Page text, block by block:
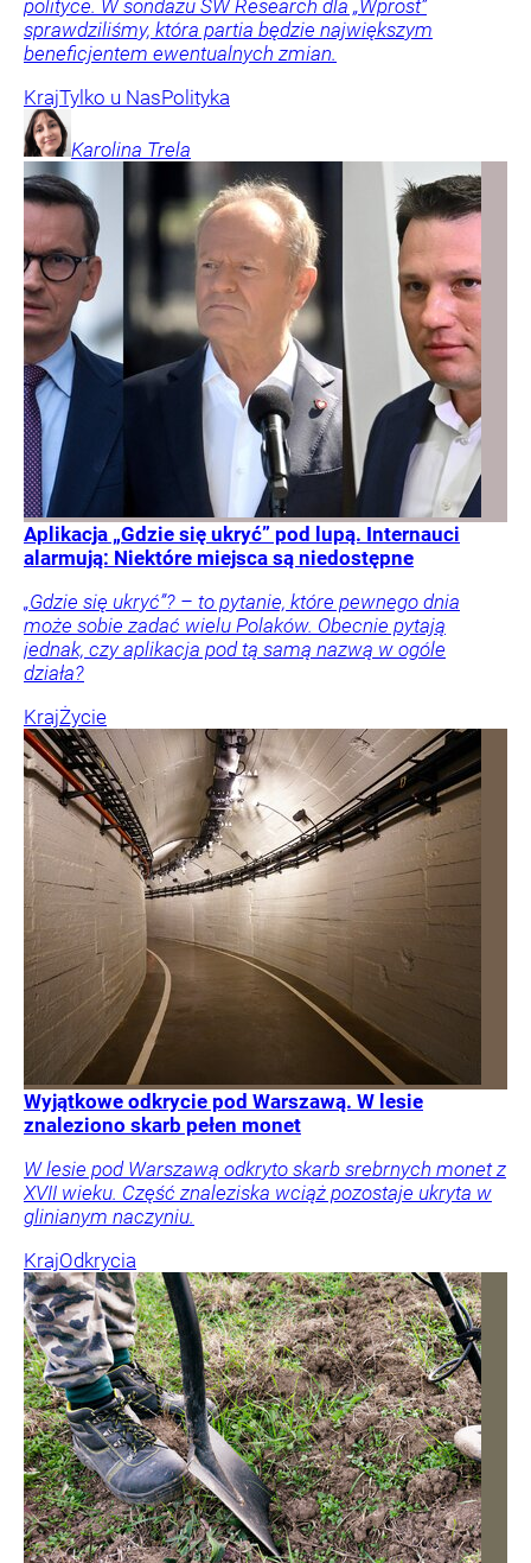
polityce. W sondażu SW Research dla „Wprost”
sprawdziliśmy, która partia będzie największym
beneficjentem ewentualnych zmian.
KrajTylko u NasPolityka
Karolina Trela
Aplikacja „Gdzie się ukryć” pod lupą. Internauci
alarmują: Niektóre miejsca są niedostępne
„Gdzie się ukryć”? – to pytanie, które pewnego dnia
może sobie zadać wielu Polaków. Obecnie pytają
jednak, czy aplikacja pod tą samą nazwą w ogóle
działa?
KrajŻycie
Wyjątkowe odkrycie pod Warszawą. W lesie
znaleziono skarb pełen monet
W lesie pod Warszawą odkryto skarb srebrnych monet z
XVII wieku. Część znaleziska wciąż pozostaje ukryta w
glinianym naczyniu.
KrajOdkrycia